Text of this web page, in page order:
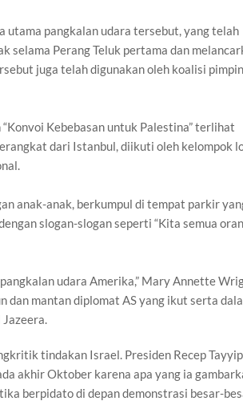
utama pangkalan udara tersebut, yang telah
selama Perang Teluk pertama dan
juga telah digunakan oleh koalisi
Kebebasan untuk Palestina” terlihat
dari Istanbul, diikuti oleh kelompok
anak-anak, berkumpul di tempat parkir
slogan-slogan seperti “Kita semua
udara Amerika,” Mary Annette
dan mantan diplomat AS yang ikut serta
tindakan Israel. Presiden Recep Tayyip
akhir Oktober karena apa yang ia
berpidato di depan demonstrasi besar-